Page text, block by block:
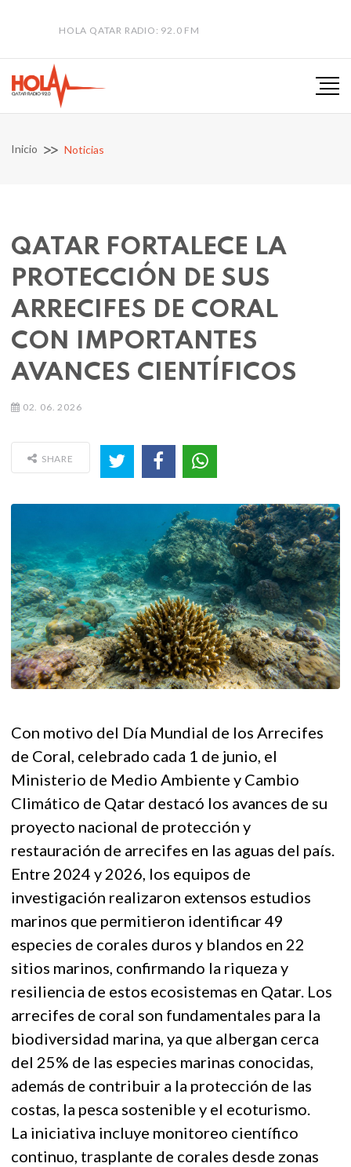
HOLA QATAR RADIO: 92.0 FM
Inicio Noticias
QATAR FORTALECE LA
PROTECCIÓN DE SUS
ARRECIFES DE CORAL
CON IMPORTANTES
AVANCES CIENTÍFICOS
02. 06. 2026
SHARE
Con motivo del Día Mundial de los Arrecifes
de Coral, celebrado cada 1 de junio, el
Ministerio de Medio Ambiente y Cambio
Climático de Qatar destacó los avances de su
proyecto nacional de protección y
restauración de arrecifes en las aguas del país.
Entre 2024 y 2026, los equipos de
investigación realizaron extensos estudios
marinos que permitieron identificar 49
especies de corales duros y blandos en 22
sitios marinos, confirmando la riqueza y
resiliencia de estos ecosistemas en Qatar. Los
arrecifes de coral son fundamentales para la
biodiversidad marina, ya que albergan cerca
del 25% de las especies marinas conocidas,
además de contribuir a la protección de las
costas, la pesca sostenible y el ecoturismo.
La iniciativa incluye monitoreo científico
continuo, trasplante de corales desde zonas